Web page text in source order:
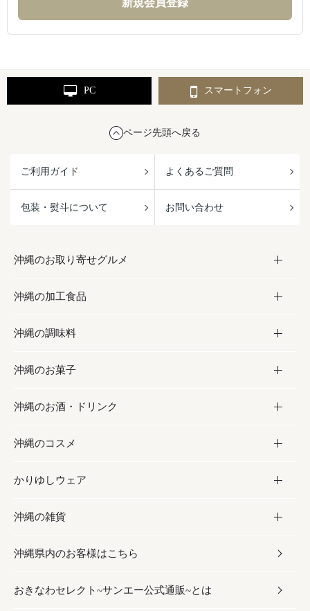
PC スマートフォン
ページ先頭へ戻る
ご利用ガイド よくあるご質問
包装・熨斗について お問い合わせ
沖縄のお取り寄せグルメ
お取り寄せグルメ
フルーツ・野菜
お肉
海産物
沖縄の加工食品
加工食品
缶詰／パウチ
沖縄料理
沖縄そば／乾麺
レトルト食品
乾物／粉類
沖縄の調味料
調味料
砂糖／黒砂糖
塩
お酢／ドレッシング
しょうゆ
みそ
だし／スパイス／島唐辛子
沖縄のお菓子
お菓子
黒糖
ちんすこう
伝統菓子
スナック
おつまみ
沖縄のお酒・ドリンク
お酒・ドリンク
泡盛
ビール・チューハイ
ワイン・ウィスキー・カクテル
ドリンク
沖縄のコスメ
コスメ
スキンケア
ボディケア
ヘアケア
かりゆしウェア
かりゆしウェア
メンズ
レディース
沖縄の雑貨
雑貨
沖縄ファッション
沖縄県内のお客様はこちら
おきなわセレクト~サンエー公式通販~とは